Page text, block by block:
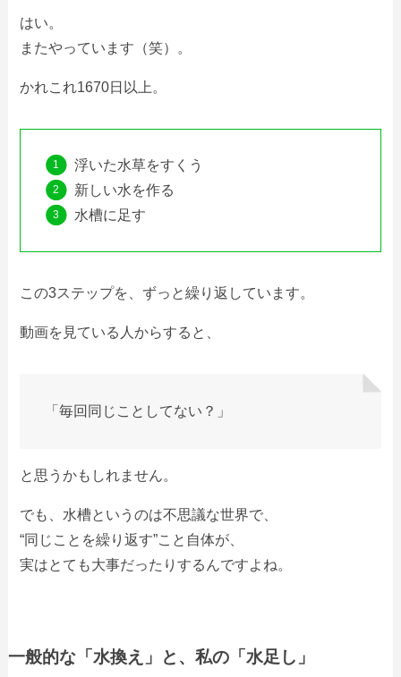
はい。
またやっています（笑）。
かれこれ1670日以上。
浮いた水草をすくう
新しい水を作る
水槽に足す
この3ステップを、ずっと繰り返しています。
動画を見ている人からすると、
「毎回同じことしてない？」
と思うかもしれません。
でも、水槽というのは不思議な世界で、
“同じことを繰り返す”こと自体が、
実はとても大事だったりするんですよね。
一般的な「水換え」と、私の「水足し」